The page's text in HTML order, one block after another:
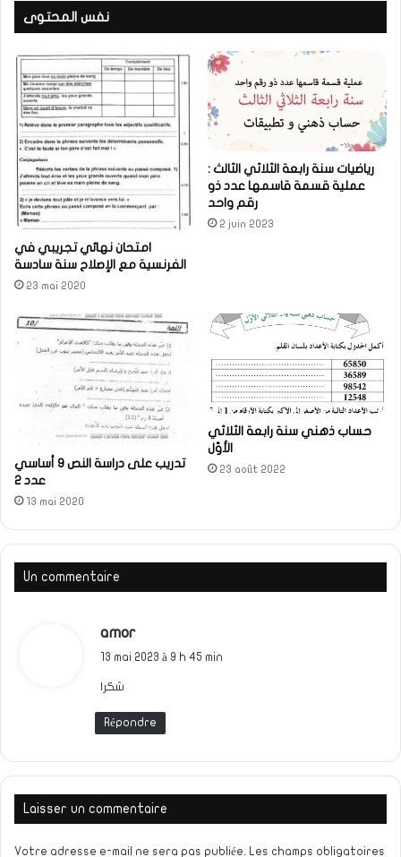
نفس المحتوى
امتحان نهائي تجريبي في
الفرنسية مع الإصلاح سنة سادسة
23 mai 2020
رياضيات سنة رابعة الثلاثي الثالث :
عملية قسمة قاسمها عدد ذو
رقم واحد
2 juin 2023
تدريب على دراسة النص 9 أساسي
عدد 2
13 mai 2020
حساب ذهني سنة رابعة الثلاثي
الأوّل
23 août 2022
Un commentaire
amor
i
:
13 mai 2023 à 9 h 45 min
شكرا
Répondre
Laisser un commentaire
Votre adresse e-mail ne sera pas publiée. Les champs obligatoires